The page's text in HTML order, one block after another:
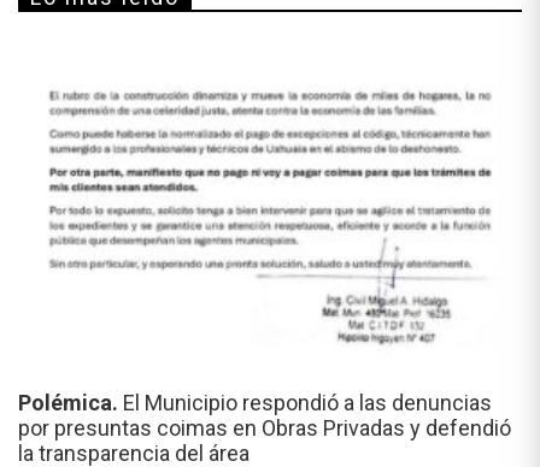
Polémica. El Municipio respondió a las denuncias
por presuntas coimas en Obras Privadas y defendió
la transparencia del área